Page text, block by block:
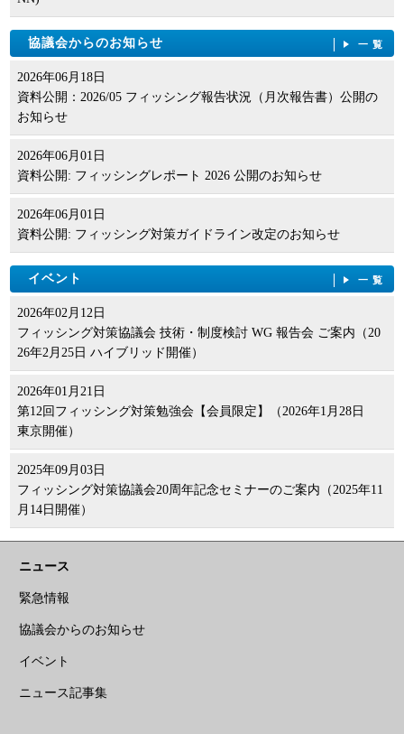
協議会からのお知らせ 一覧
2026年06月18日
資料公開：2026/05 フィッシング報告状況（月次報告書）公開の
お知らせ
2026年06月01日
資料公開: フィッシングレポート 2026 公開のお知らせ
2026年06月01日
資料公開: フィッシング対策ガイドライン改定のお知らせ
イベント 一覧
2026年02月12日
フィッシング対策協議会 技術・制度検討 WG 報告会 ご案内（20
26年2月25日 ハイブリッド開催）
2026年01月21日
第12回フィッシング対策勉強会【会員限定】（2026年1月28日
東京開催）
2025年09月03日
フィッシング対策協議会20周年記念セミナーのご案内（2025年11
月14日開催）
ニュース
緊急情報
協議会からのお知らせ
イベント
ニュース記事集